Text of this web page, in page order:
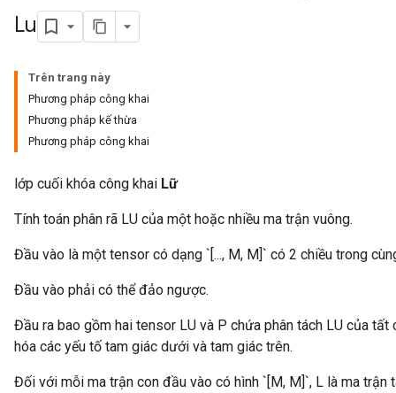
Lu
Trên trang này
Phương pháp công khai
Phương pháp kế thừa
Phương pháp công khai
lớp cuối khóa công khai Lữ
Tính toán phân rã LU của một hoặc nhiều ma trận vuông.
Đầu vào là một tensor có dạng `[..., M, M]` có 2 chiều trong
Đầu vào phải có thể đảo ngược.
Đầu ra bao gồm hai tensor LU và P chứa phân tách LU của tất
hóa các yếu tố tam giác dưới và tam giác trên.
Đối với mỗi ma trận con đầu vào có hình `[M, M]`, L là ma